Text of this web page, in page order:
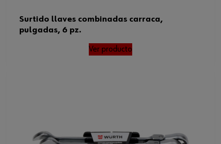
Surtido llaves combinadas carraca,
pulgadas, 6 pz.
Ver producto